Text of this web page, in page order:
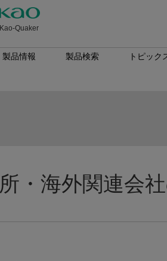
Kao-Quaker
製品情報 製品検索 トピック
・海外関連会